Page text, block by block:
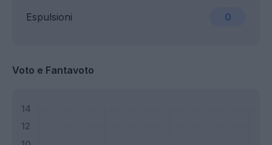
Espulsioni 0
Voto e Fantavoto